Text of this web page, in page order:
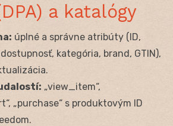
a katalógy
úplné a správne atribúty (ID,
kategória, brand, GTIN),
„view_item“,
„purchase“ s produktovým ID